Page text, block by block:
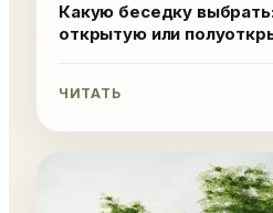
Какую беседку
открытую или
ЧИТАТЬ